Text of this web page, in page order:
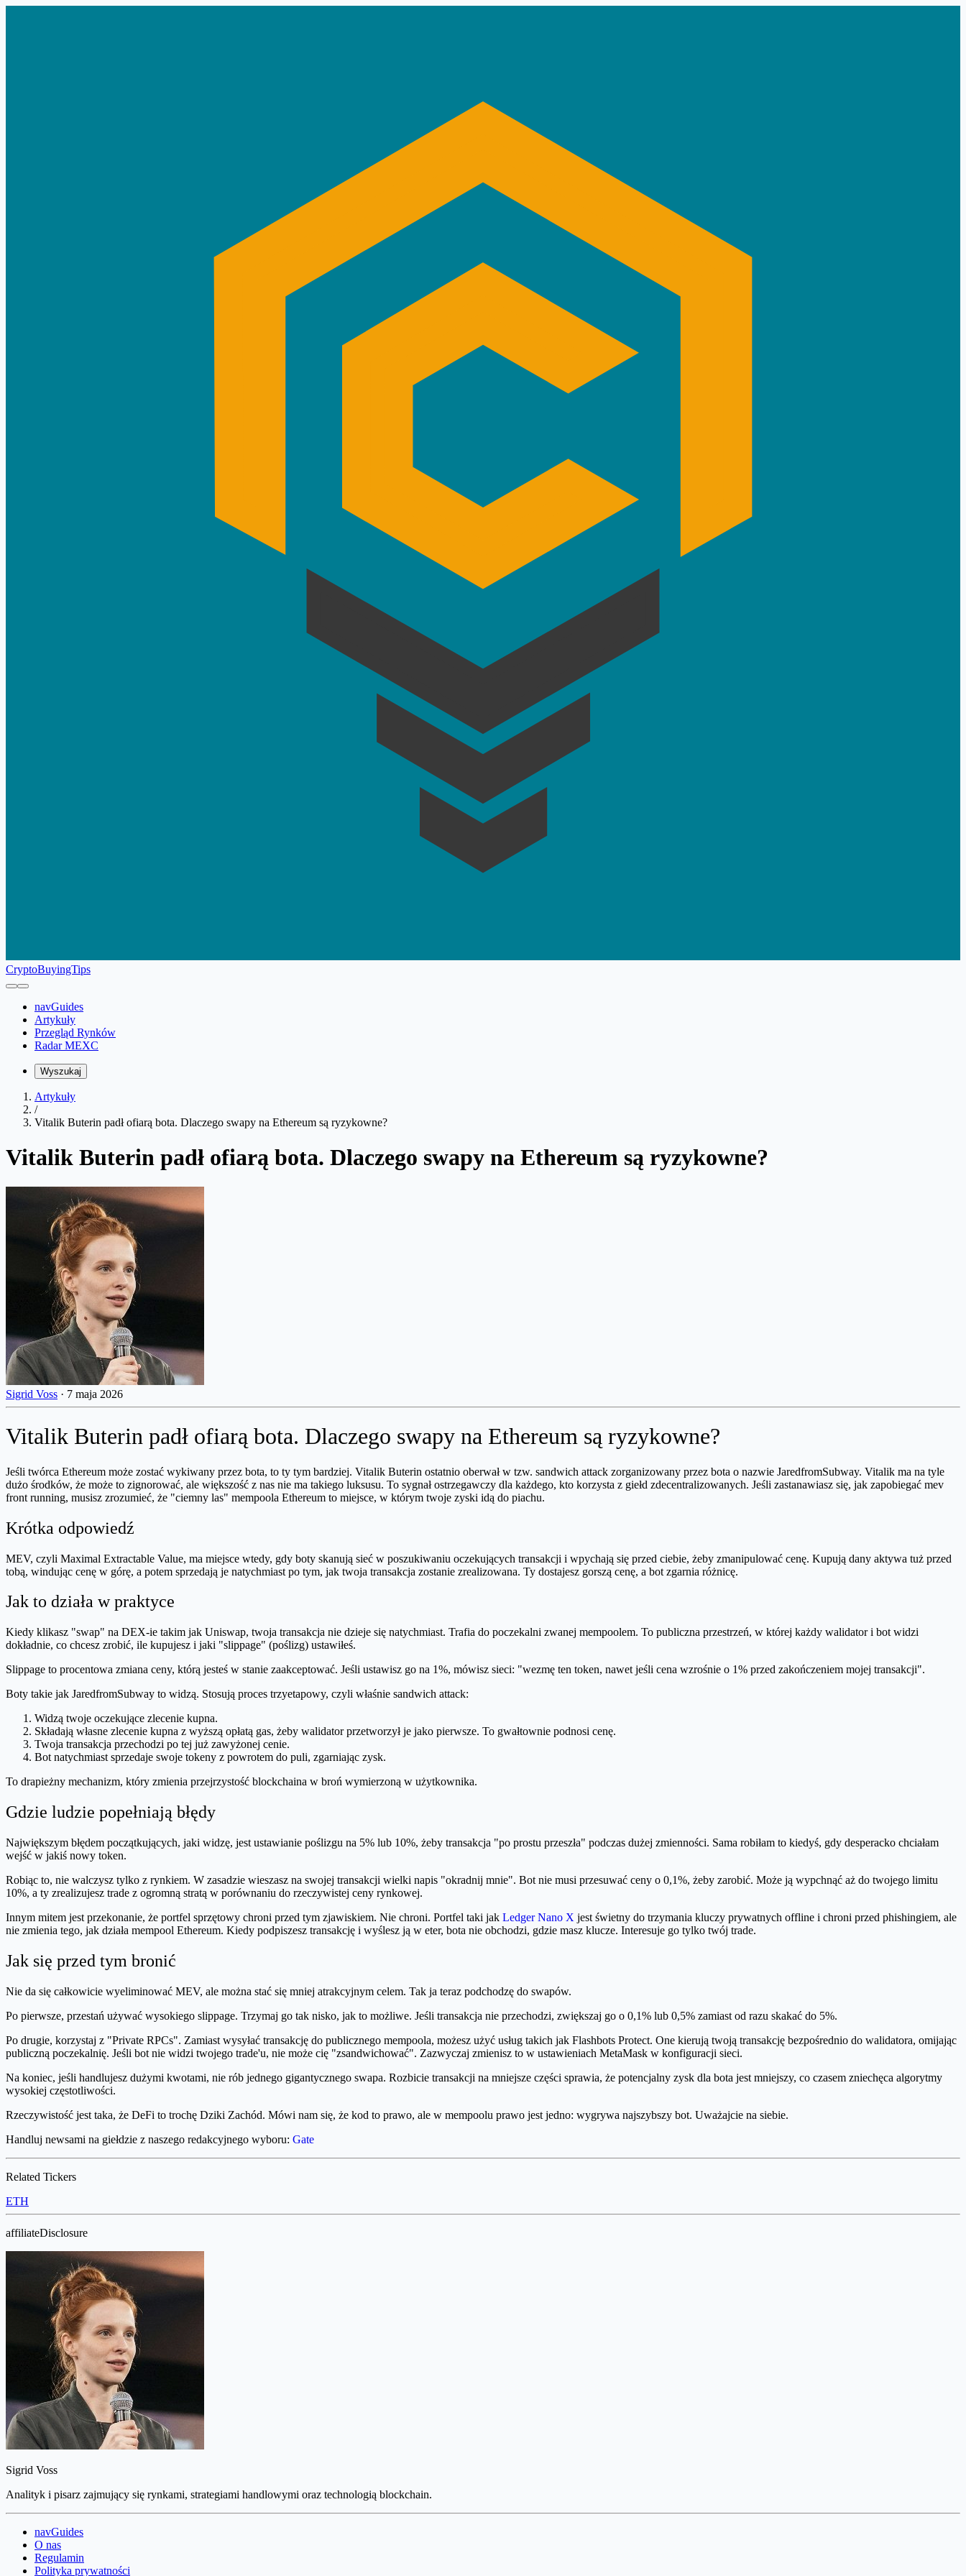
CryptoBuyingTips
navGuides
Artykuły
Przegląd Rynków
Radar MEXC
Wyszukaj
Artykuły
/
Vitalik Buterin padł ofiarą bota. Dlaczego swapy na Ethereum są ryzykowne?
Vitalik Buterin padł ofiarą bota. Dlaczego swapy na Ethereum są ryzykowne?
Sigrid Voss · 7 maja 2026
Vitalik Buterin padł ofiarą bota. Dlaczego swapy na Ethereum są ryzykowne?
Jeśli twórca Ethereum może zostać wykiwany przez bota, to ty tym bardziej. Vitalik Buterin ostatnio oberwał w tzw. sandwich attack zorganizowany przez bota o nazwie JaredfromSubway. Vitalik ma na tyle
dużo środków, że może to zignorować, ale większość z nas nie ma takiego luksusu. To sygnał ostrzegawczy dla każdego, kto korzysta z giełd zdecentralizowanych. Jeśli zastanawiasz się, jak zapobiegać mev
front running, musisz zrozumieć, że "ciemny las" mempoola Ethereum to miejsce, w którym twoje zyski idą do piachu.
Krótka odpowiedź
MEV, czyli Maximal Extractable Value, ma miejsce wtedy, gdy boty skanują sieć w poszukiwaniu oczekujących transakcji i wpychają się przed ciebie, żeby zmanipulować cenę. Kupują dany aktywa tuż przed
tobą, windując cenę w górę, a potem sprzedają je natychmiast po tym, jak twoja transakcja zostanie zrealizowana. Ty dostajesz gorszą cenę, a bot zgarnia różnicę.
Jak to działa w praktyce
Kiedy klikasz "swap" na DEX-ie takim jak Uniswap, twoja transakcja nie dzieje się natychmiast. Trafia do poczekalni zwanej mempoolem. To publiczna przestrzeń, w której każdy walidator i bot widzi
dokładnie, co chcesz zrobić, ile kupujesz i jaki "slippage" (poślizg) ustawiłeś.
Slippage to procentowa zmiana ceny, którą jesteś w stanie zaakceptować. Jeśli ustawisz go na 1%, mówisz sieci: "wezmę ten token, nawet jeśli cena wzrośnie o 1% przed zakończeniem mojej transakcji".
Boty takie jak JaredfromSubway to widzą. Stosują proces trzyetapowy, czyli właśnie sandwich attack:
Widzą twoje oczekujące zlecenie kupna.
Składają własne zlecenie kupna z wyższą opłatą gas, żeby walidator przetworzył je jako pierwsze. To gwałtownie podnosi cenę.
Twoja transakcja przechodzi po tej już zawyżonej cenie.
Bot natychmiast sprzedaje swoje tokeny z powrotem do puli, zgarniając zysk.
To drapieżny mechanizm, który zmienia przejrzystość blockchaina w broń wymierzoną w użytkownika.
Gdzie ludzie popełniają błędy
Największym błędem początkujących, jaki widzę, jest ustawianie poślizgu na 5% lub 10%, żeby transakcja "po prostu przeszła" podczas dużej zmienności. Sama robiłam to kiedyś, gdy desperacko chciałam
wejść w jakiś nowy token.
Robiąc to, nie walczysz tylko z rynkiem. W zasadzie wieszasz na swojej transakcji wielki napis "okradnij mnie". Bot nie musi przesuwać ceny o 0,1%, żeby zarobić. Może ją wypchnąć aż do twojego limitu
10%, a ty zrealizujesz trade z ogromną stratą w porównaniu do rzeczywistej ceny rynkowej.
Innym mitem jest przekonanie, że portfel sprzętowy chroni przed tym zjawiskiem. Nie chroni. Portfel taki jak Ledger Nano X jest świetny do trzymania kluczy prywatnych offline i chroni przed phishingiem, ale
nie zmienia tego, jak działa mempool Ethereum. Kiedy podpiszesz transakcję i wyślesz ją w eter, bota nie obchodzi, gdzie masz klucze. Interesuje go tylko twój trade.
Jak się przed tym bronić
Nie da się całkowicie wyeliminować MEV, ale można stać się mniej atrakcyjnym celem. Tak ja teraz podchodzę do swapów.
Po pierwsze, przestań używać wysokiego slippage. Trzymaj go tak nisko, jak to możliwe. Jeśli transakcja nie przechodzi, zwiększaj go o 0,1% lub 0,5% zamiast od razu skakać do 5%.
Po drugie, korzystaj z "Private RPCs". Zamiast wysyłać transakcję do publicznego mempoola, możesz użyć usług takich jak Flashbots Protect. One kierują twoją transakcję bezpośrednio do walidatora, omijając
publiczną poczekalnię. Jeśli bot nie widzi twojego trade'u, nie może cię "zsandwichować". Zazwyczaj zmienisz to w ustawieniach MetaMask w konfiguracji sieci.
Na koniec, jeśli handlujesz dużymi kwotami, nie rób jednego gigantycznego swapa. Rozbicie transakcji na mniejsze części sprawia, że potencjalny zysk dla bota jest mniejszy, co czasem zniechęca algorytmy
wysokiej częstotliwości.
Rzeczywistość jest taka, że DeFi to trochę Dziki Zachód. Mówi nam się, że kod to prawo, ale w mempoolu prawo jest jedno: wygrywa najszybszy bot. Uważajcie na siebie.
Handluj newsami na giełdzie z naszego redakcyjnego wyboru: Gate
Related Tickers
ETH
affiliateDisclosure
Sigrid Voss
Analityk i pisarz zajmujący się rynkami, strategiami handlowymi oraz technologią blockchain.
navGuides
O nas
Regulamin
Polityka prywatności